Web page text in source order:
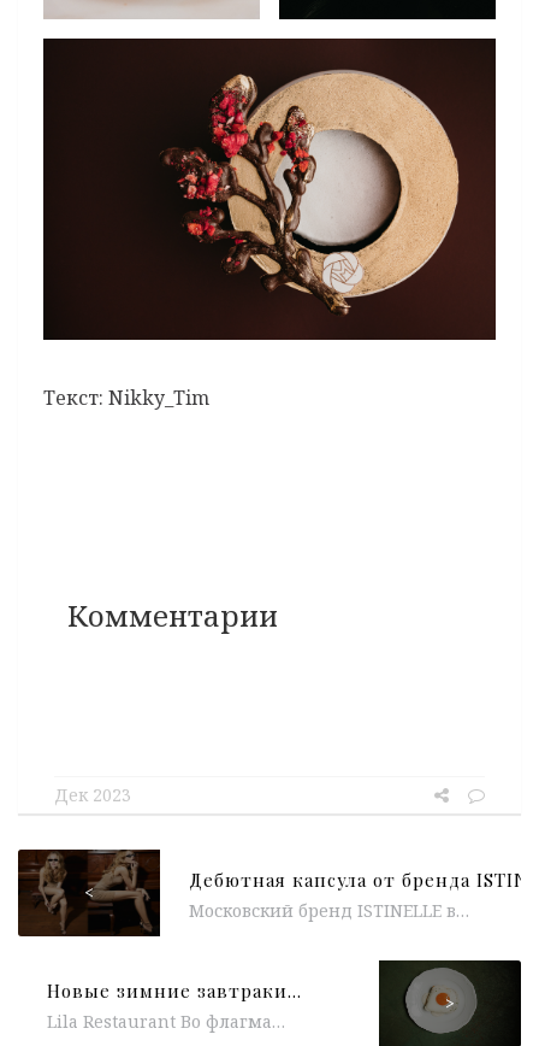
Текст: Nikky_Tim
Комментарии
Дек 2023
<
Московский бренд ISTINELLE выпустил дебютную презентационную капсулу ISTINA. В линейку вошли carry over-модели: минималистичные платья-мини в бельевом стиле, полупрозрачные кейпы...
Новые зимние завтраки в Москве
Lila Restaurant Во флагманском ресторане особняка LILA на Сретенке впервые запустили завтраки, которые подают в стиле лучших пятизвездочных отелей. Наши...
>